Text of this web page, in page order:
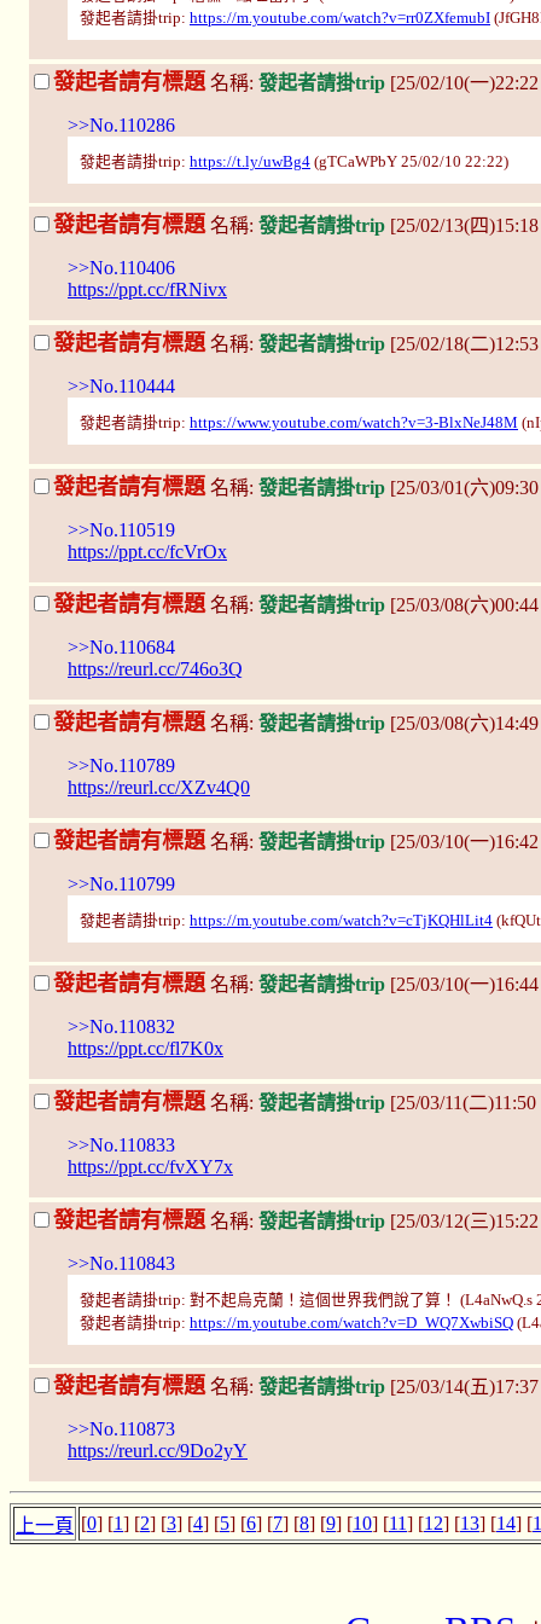
發起者請掛trip: https://m.youtube.com/watch?v=rr0ZXfemubI
發起者請有標題 名稱: 發起者請掛trip [25/02/10(一
>>No.110286
發起者請掛trip: https://t.ly/uwBg4 (gTCaWPbY 25/02/10 22:22)
發起者請有標題名稱: 發起者請掛trip [25/02/13(四
>>No.110406
https://ppt.cc/fRNivx
發起者請有標題 名稱: 發起者請掛trip [25/02/18(二
>>No.110444
發起者請掛trip: https://www.youtube.com/watch?v=3-BlxNeJ48M
發起者請有標題 名稱: 發起者請掛trip [25/03/01(六
>>No.110519
https://ppt.cc/fcVrOx
發起者請有標題名稱: 發起者請掛trip [25/03/08(六
>>No.110684
https://reurl.cc/746o3Q
發起者請有標題 名稱: 發起者請掛trip [25/03/08(六
>>No.110789
https://reurl.cc/XZv4Q0
發起者請有標題 名稱: 發起者請掛trip [25/03/10(一
>>No.110799
發起者請掛trip: https://m.youtube.com/watch?v=cTjKQHlLit4
發起者請有標題名稱: 發起者請掛trip [25/03/10(一
>>No.110832
https://ppt.cc/fl7K0x
發起者請有標題 名稱: 發起者請掛trip [25/03/11(二
>>No.110833
https://ppt.cc/fvXY7x
發起者請有標題 名稱: 發起者請掛trip [25/03/12(三
>>No.110843
發起者請掛trip: 對不起烏克蘭！這個世界我們說了算！ (L4aNwQ.s
發起者請掛trip: https://m.youtube.com/watch?v=D_WQ7XwbiSQ
發起者請有標題名稱: 發起者請掛trip [25/03/14(五
>>No.110873
https://reurl.cc/9Do2yY
上一頁 [0] [1] [2] [3] [4] [5] [6] [7] [8] [9] [10] [11] [12] [13] [14] [